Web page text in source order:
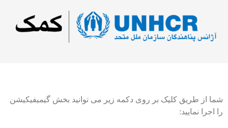
شما از طریق کلیک بر روی دکمه زیر می توانید بخش گیمیفیکیشن
را اجرا نمایید: